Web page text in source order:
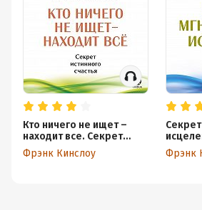
Кто ничего не ищет –
находит все. Секрет
истинного счастья
Фрэнк Кинслоу Фрэнк